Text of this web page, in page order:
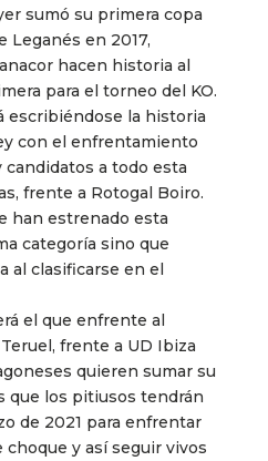
sumó su primera copa
Leganés en 2017,
hacen historia al
para el torneo del KO.
escribiéndose la historia
con el enfrentamiento
a todo esta
frente a Rotogal Boiro.
han estrenado esta
categoría sino que
al clasificarse en el
el que enfrente al
frente a UD Ibiza
quieren sumar su
que los pitiusos tendrán
de 2021 para enfrentar
y así seguir vivos